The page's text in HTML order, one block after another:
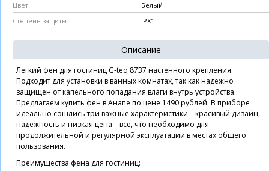
Цвет: Белый
Степень защиты: IPX1
Описание
Легкий фен для гостиниц G-teq 8737 настенного крепления.
Подходит для установки в ванных комнатах, так как надежно
защищен от капельного попадания влаги внутрь устройства.
Предлагаем купить фен в Анапе по цене 1490 рублей. В приборе
идеально сошлись три важные характеристики – красивый дизайн,
надежность и низкая цена – все, что необходимо для
продолжительной и регулярной эксплуатации в местах общего
пользования.
Преимущества фена для гостиниц: